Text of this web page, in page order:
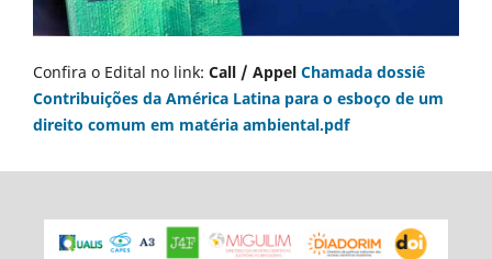
Confira o Edital no link: Call / Appel Chamada dossiê
Contribuições da América Latina para o esboço de um
direito comum em matéria ambiental.pdf